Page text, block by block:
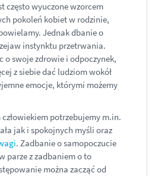
często wyuczone wzorcem
pokoleń kobiet w rodzinie,
Jednak dbanie o
instynktu przetrwania.
o swoje zdrowie i odpoczynek,
z siebie dać ludziom wokół
emocje, którymi możemy
potrzebujemy m.in.
jak i spokojnych myśli oraz
. Zadbanie o samopoczucie
parze z zadbaniem o to
można zacząć od